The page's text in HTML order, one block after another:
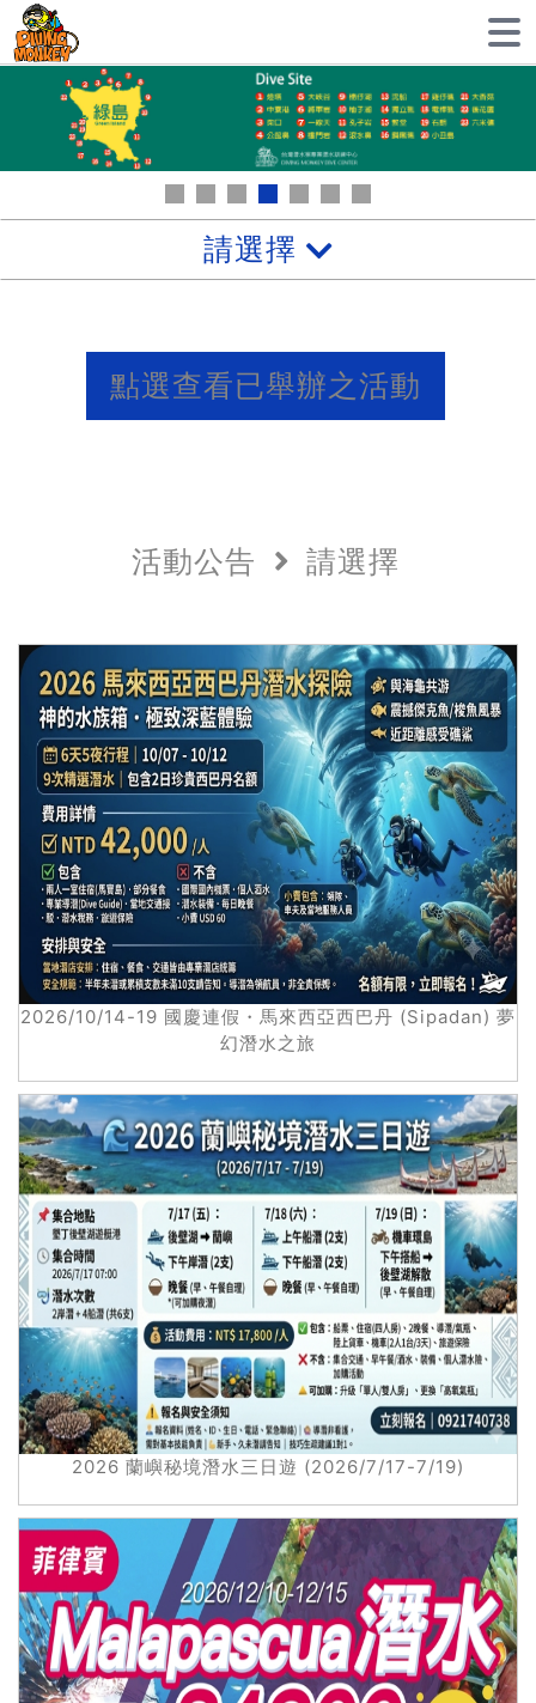
請選擇
點選查看已舉辦之活動
活動公告 請選擇
2026/10/14-19 國慶連假・馬來西亞西巴丹 (Sipadan) 夢
幻潛水之旅
2026 蘭嶼秘境潛水三日遊 (2026/7/17-7/19)